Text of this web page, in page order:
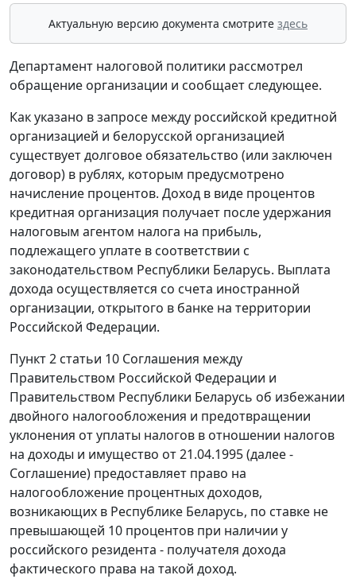
Актуальную версию документа смотрите здесь
Департамент налоговой политики рассмотрел
обращение организации и сообщает следующее.
Как указано в запросе между российской кредитной
организацией и белорусской организацией
существует долговое обязательство (или заключен
договор) в рублях, которым предусмотрено
начисление процентов. Доход в виде процентов
кредитная организация получает после удержания
налоговым агентом налога на прибыль,
подлежащего уплате в соответствии с
законодательством Республики Беларусь. Выплата
дохода осуществляется со счета иностранной
организации, открытого в банке на территории
Российской Федерации.
Пункт 2 статьи 10 Соглашения между
Правительством Российской Федерации и
Правительством Республики Беларусь об избежании
двойного налогообложения и предотвращении
уклонения от уплаты налогов в отношении налогов
на доходы и имущество от 21.04.1995 (далее -
Соглашение) предоставляет право на
налогообложение процентных доходов,
возникающих в Республике Беларусь, по ставке не
превышающей 10 процентов при наличии у
российского резидента - получателя дохода
фактического права на такой доход.